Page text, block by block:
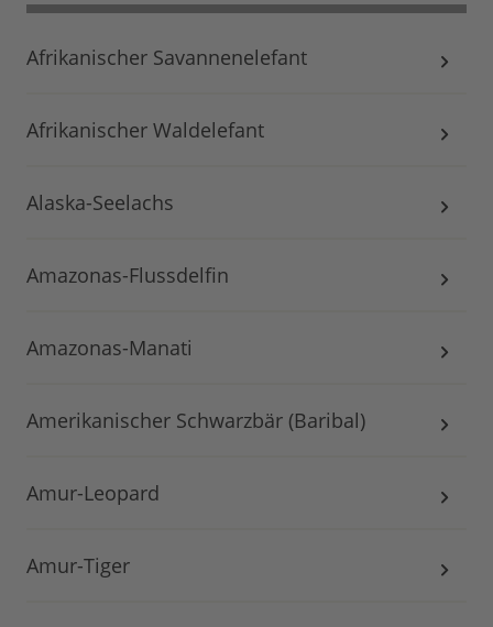
Afrikanischer Savannenelefant
Afrikanischer Waldelefant
Alaska-Seelachs
Amazonas-Flussdelfin
Amazonas-Manati
Amerikanischer Schwarzbär (Baribal)
Amur-Leopard
Amur-Tiger